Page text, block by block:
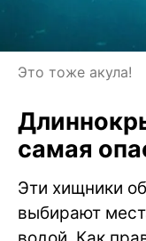
Это тоже акула!
самая
Эти хищники
выбирают